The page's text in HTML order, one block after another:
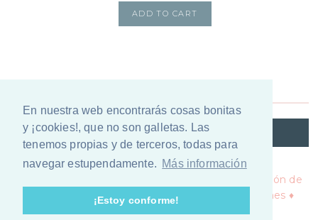
En nuestra web encontrarás cosas bonitas
y ¡cookies!, que no son galletas. Las
tenemos propias y de terceros, todas para
navegar estupendamente. Más información
¡Estoy conforme!
ADD TO CART
@VIANAILUSTRACION
Política de privacidad y protección de
Política de cookies ♦
Términos y Condiciones ♦
Theme byLovely Confetti